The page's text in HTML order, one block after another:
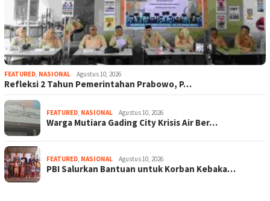
FEATURED, NASIONAL Agustus 10, 2026
Refleksi 2 Tahun Pemerintahan Prabowo, P…
FEATURED, NASIONAL Agustus 10, 2026
Warga Mutiara Gading City Krisis Air Ber…
FEATURED, NASIONAL Agustus 10, 2026
PBI Salurkan Bantuan untuk Korban Kebaka…